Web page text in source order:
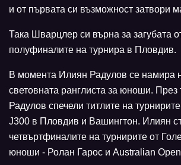
и от първата си възможност затвори
Така Шварцлер си върна за загубата
полуфиналите на турнира в Пловдив.
В момента Илиян Радулов се намира
световната ранглиста за юноши. През
Радулов спечели титлите на
J300 в Пловдив и Вашингтон. Илиян
четвъртфиналите на турнирите от
юноши - Ролан Гарос и Australian